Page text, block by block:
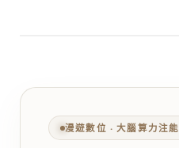
漫遊數位 ‧ 大腦算力注能